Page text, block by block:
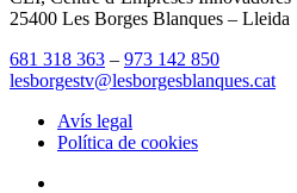
25400 Les Borges Blanques – Lleida
681 318 363 – 973 142 850
lesborgestv@lesborgesblanques.cat
Avís legal
Política de cookies